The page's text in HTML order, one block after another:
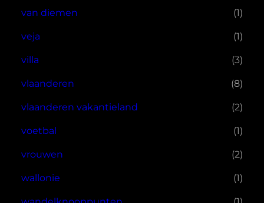
van diemen (1)
veja (1)
villa (3)
vlaanderen (8)
vlaanderen vakantieland (2)
voetbal (1)
vrouwen (2)
wallonie (1)